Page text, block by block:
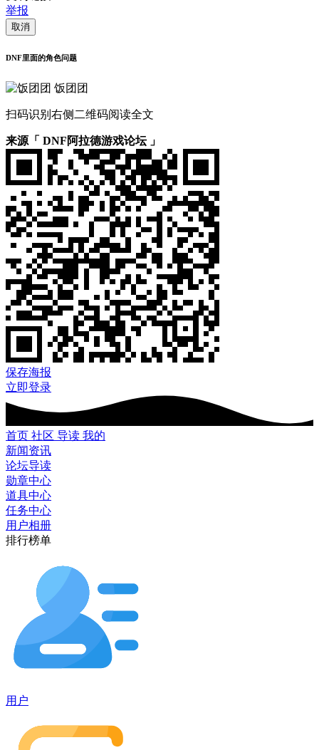
举报
取消
DNF里面的角色问题
饭团团
扫码识别右侧二维码阅读全文
来源「 DNF阿拉德游戏论坛 」
保存海报
立即登录
首页 社区 导读 我的
新闻资讯
论坛导读
勋章中心
道具中心
任务中心
用户相册
排行榜单
用户